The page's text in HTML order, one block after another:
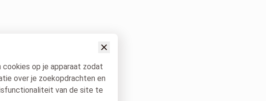
op je apparaat zodat
over je zoekopdrachten en
van de site te